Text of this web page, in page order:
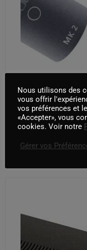
SCHOEPS CMC 1 +
Nous utilisons des
vous offrir
vos préférences et
«Accepter», vous
cookies. Voir notre
Gérer vos